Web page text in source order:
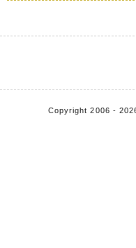
Copyright 2006 -